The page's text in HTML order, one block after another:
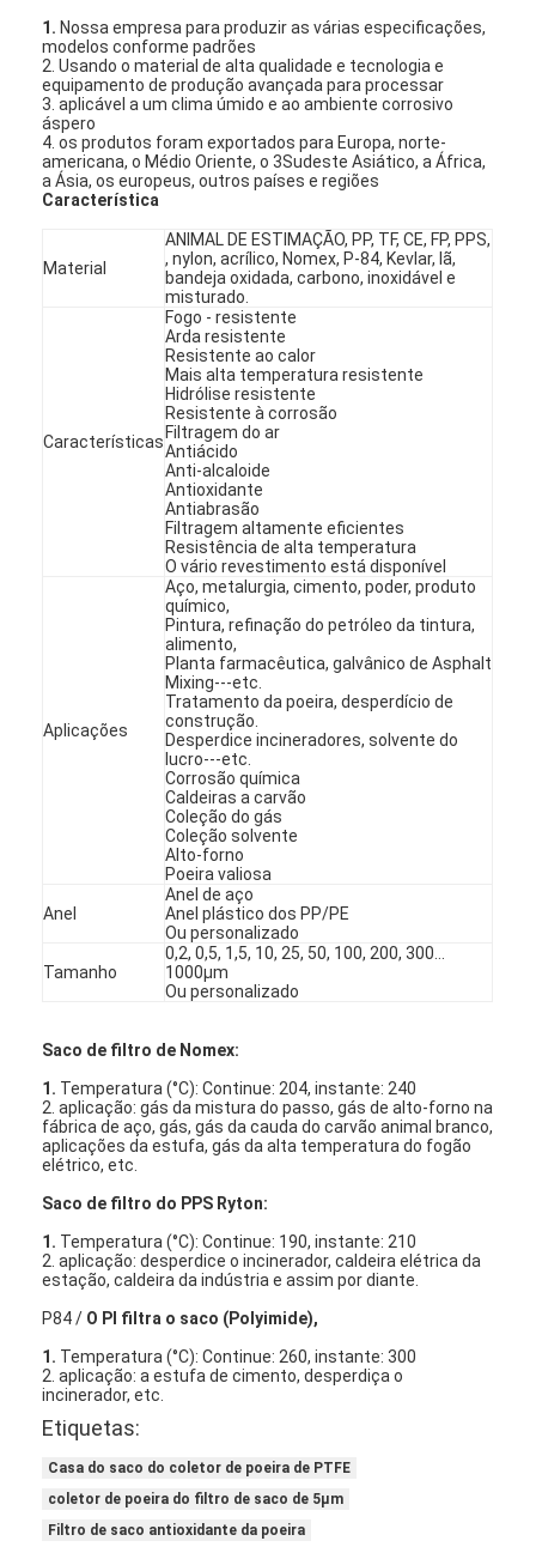
Vídeos
Sobre nós
Contacte-nos
Notícias
Filtro de ar que faz a máquina
Máquina da fabricação do filtro de ar
Filtro do bolso que faz a máquina
Máquina de rebitação automática
Máquina de rebitação semi automática
1. Nossa empresa para produzir as várias especificações,
modelos conforme padrões
2. Usando o material de alta qualidade e tecnologia e
equipamento de produção avançada para processar
3. aplicável a um clima úmido e ao ambiente corrosivo
áspero
4. os produtos foram exportados para Europa, norte-
americana, o Médio Oriente, o 3Sudeste Asiático, a África,
a Ásia, os europeus, outros países e regiões
Característica
Material
ANIMAL DE ESTIMAÇÃO, PP, TF, CE, FP, PPS,
, nylon, acrílico, Nomex, P-84, Kevlar, lã,
bandeja oxidada, carbono, inoxidável e
misturado.
Características
Fogo - resistente
Arda resistente
Resistente ao calor
Mais alta temperatura resistente
Hidrólise resistente
Resistente à corrosão
Filtragem do ar
Antiácido
Anti-alcaloide
Antioxidante
Antiabrasão
Filtragem altamente eficientes
Resistência de alta temperatura
O vário revestimento está disponível
Aplicações
Aço, metalurgia, cimento, poder, produto
químico,
Pintura, refinação do petróleo da tintura,
alimento,
Planta farmacêutica, galvânico de Asphalt
Mixing---etc.
Tratamento da poeira, desperdício de
construção.
Desperdice incineradores, solvente do
lucro---etc.
Corrosão química
Caldeiras a carvão
Coleção do gás
Coleção solvente
Alto-forno
Poeira valiosa
Anel
Anel de aço
Anel plástico dos PP/PE
Ou personalizado
Tamanho
0,2, 0,5, 1,5, 10, 25, 50, 100, 200, 300…
1000µm
Ou personalizado
Saco de filtro de Nomex:
1. Temperatura (°C): Continue: 204, instante: 240
2. aplicação: gás da mistura do passo, gás de alto-forno na
fábrica de aço, gás, gás da cauda do carvão animal branco,
aplicações da estufa, gás da alta temperatura do fogão
elétrico, etc.
Saco de filtro do PPS Ryton:
1. Temperatura (°C): Continue: 190, instante: 210
2. aplicação: desperdice o incinerador, caldeira elétrica da
estação, caldeira da indústria e assim por diante.
P84 / O PI filtra o saco (Polyimide),
1. Temperatura (°C): Continue: 260, instante: 300
2. aplicação: a estufa de cimento, desperdiça o
incinerador, etc.
Etiquetas:
Casa do saco do coletor de poeira de PTFE
coletor de poeira do filtro de saco de 5µm
Filtro de saco antioxidante da poeira